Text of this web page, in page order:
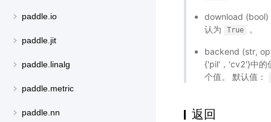
paddle.io
paddle.jit
paddle.linalg
paddle.metric
paddle.nn
download
认为
True 。
backend (str,
{'pil'，'cv2'}中的
个值。 默认值：
返回